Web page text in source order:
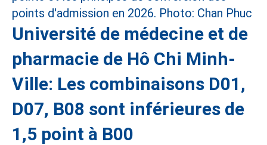
Université de médecine et de
pharmacie de Hô Chi Minh-
Ville: Les combinaisons D01,
D07, B08 sont inférieures de
1,5 point à B00